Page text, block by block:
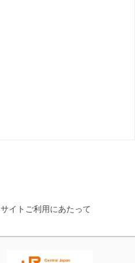
サイトご利用にあたって